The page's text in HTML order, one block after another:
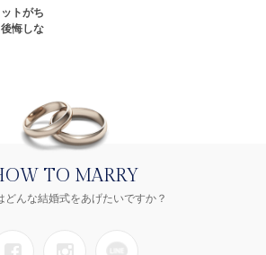
トがち
悔しな
TO MARRY
どんな結婚式をあげたいですか？